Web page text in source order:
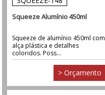
Squeeze Alumínio 450ml
Squeeze de alumínio 450ml com
alça plástica e detalhes
coloridos. Poss...
> Orçamento